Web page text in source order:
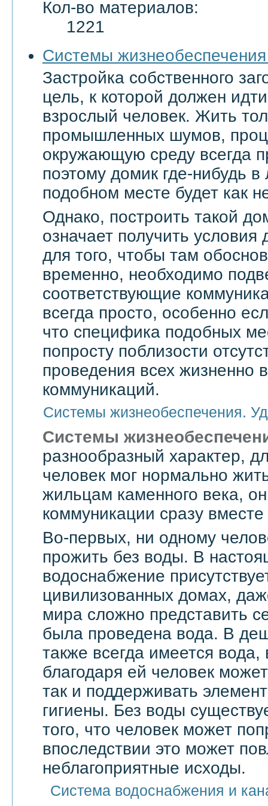
Кол-во материалов:
1221
Системы
Застройка собственного
цель, к которой должен
взрослый человек. Жить
промышленных шумов,
окружающую среду всегда
поэтому домик где-нибудь
подобном месте будет как
Однако, построить такой
означает получить
для того, чтобы там
временно, необходимо
соответствующие
всегда просто, особенно
что специфика подобных
попросту поблизости
проведения всех жизненно
коммуникаций.
Системы жизнеобеспечения.
Системы
разнообразный характер,
человек мог нормально
жильцам каменного века,
коммуникации сразу
Во-первых, ни одному
прожить без воды. В
водоснабжение
цивилизованных домах,
мира сложно представить
была проведена вода. В
также всегда имеется
благодаря ей человек
так и поддерживать
гигиены. Без воды
того, что человек может
впоследствии это может
неблагоприятные исходы.
Система водоснабжения и